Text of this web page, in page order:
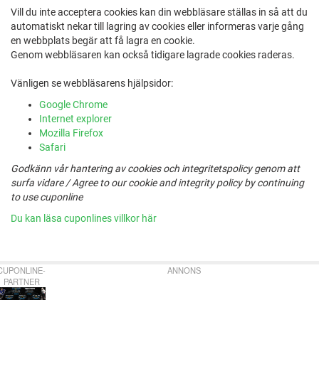
Vill du inte acceptera cookies kan din webbläsare ställas in så att du
automatiskt nekar till lagring av cookies eller informeras varje gång
en webbplats begär att få lagra en cookie.
Genom webbläsaren kan också tidigare lagrade cookies raderas.
Vänligen se webbläsarens hjälpsidor:
Google Chrome
Internet explorer
Mozilla Firefox
Safari
Godkänn vår hantering av cookies och integritetspolicy genom att
surfa vidare / Agree to our cookie and integrity policy by continuing
to use cuponline
Du kan läsa cuponlines villkor här
PARTNER
ANNONS